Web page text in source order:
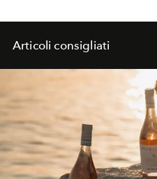
Articoli consigliati